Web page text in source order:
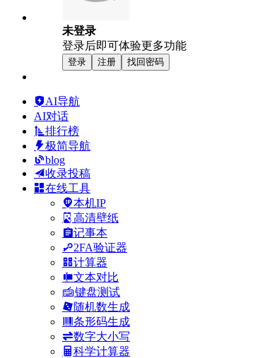
未登录
登录后即可体验更多功能
登录 注册 找回密码
AI导航
AI对话
排行榜
极简导航
blog
收录投稿
在线工具
本机IP
高清壁纸
记事本
2FA验证器
计算器
文本对比
键盘测试
随机数生成
条形码生成
数字大小写
科学计算器